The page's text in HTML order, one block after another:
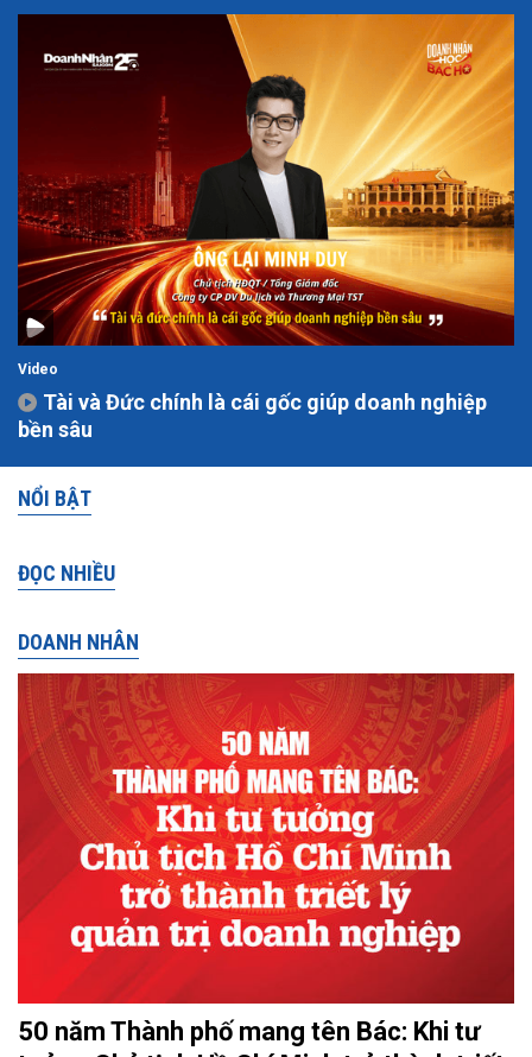
Video
Tài và Đức chính là cái gốc giúp doanh nghiệp
bền sâu
NỔI BẬT
ĐỌC NHIỀU
DOANH NHÂN
50 năm Thành phố mang tên Bác: Khi tư